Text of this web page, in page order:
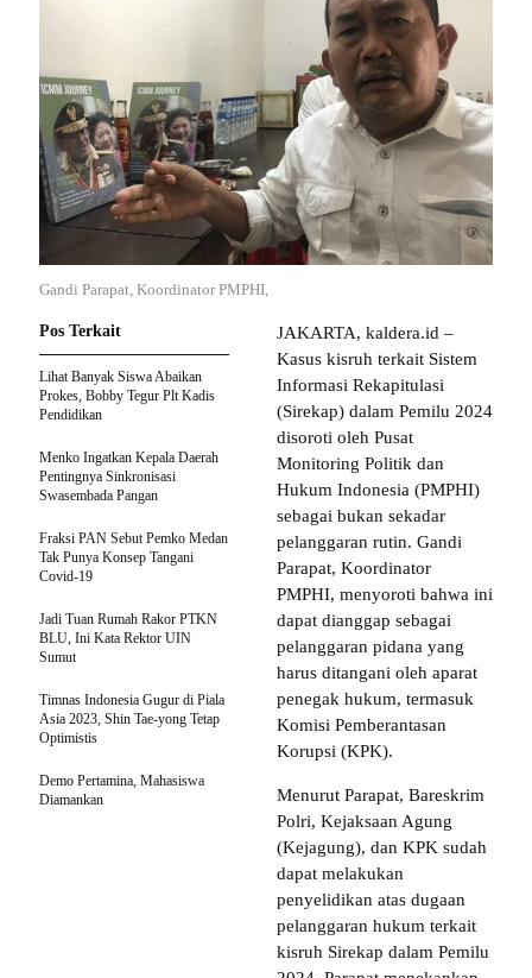
Gandi Parapat, Koordinator PMPHI,
JAKARTA, kaldera.id –
Kasus kisruh terkait Sistem
Informasi Rekapitulasi
(Sirekap) dalam Pemilu 2024
disoroti oleh Pusat
Monitoring Politik dan
Hukum Indonesia (PMPHI)
sebagai bukan sekadar
pelanggaran rutin. Gandi
Parapat, Koordinator
PMPHI, menyoroti bahwa ini
dapat dianggap sebagai
pelanggaran pidana yang
harus ditangani oleh aparat
penegak hukum, termasuk
Komisi Pemberantasan
Korupsi (KPK).
Menurut Parapat, Bareskrim
Polri, Kejaksaan Agung
(Kejagung), dan KPK sudah
dapat melakukan
penyelidikan atas dugaan
pelanggaran hukum terkait
kisruh Sirekap dalam Pemilu
Pos Terkait
Lihat Banyak Siswa Abaikan
Prokes, Bobby Tegur Plt Kadis
Pendidikan
Menko Ingatkan Kepala Daerah
Pentingnya Sinkronisasi
Swasembada Pangan
Fraksi PAN Sebut Pemko Medan
Tak Punya Konsep Tangani
Covid-19
Jadi Tuan Rumah Rakor PTKN
BLU, Ini Kata Rektor UIN
Sumut
Timnas Indonesia Gugur di Piala
Asia 2023, Shin Tae-yong Tetap
Optimistis
Demo Pertamina, Mahasiswa
Diamankan